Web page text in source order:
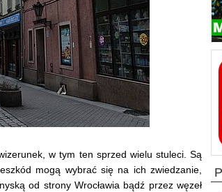
w tym ten sprzed wielu stuleci. Są
mogą wybrać się na ich zwiedzanie,
od strony Wrocławia bądź przez węzeł